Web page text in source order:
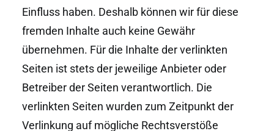
Einfluss haben. Deshalb können wir für diese
fremden Inhalte auch keine Gewähr
übernehmen. Für die Inhalte der verlinkten
Seiten ist stets der jeweilige Anbieter oder
Betreiber der Seiten verantwortlich. Die
verlinkten Seiten wurden zum Zeitpunkt der
Verlinkung auf mögliche Rechtsverstöße